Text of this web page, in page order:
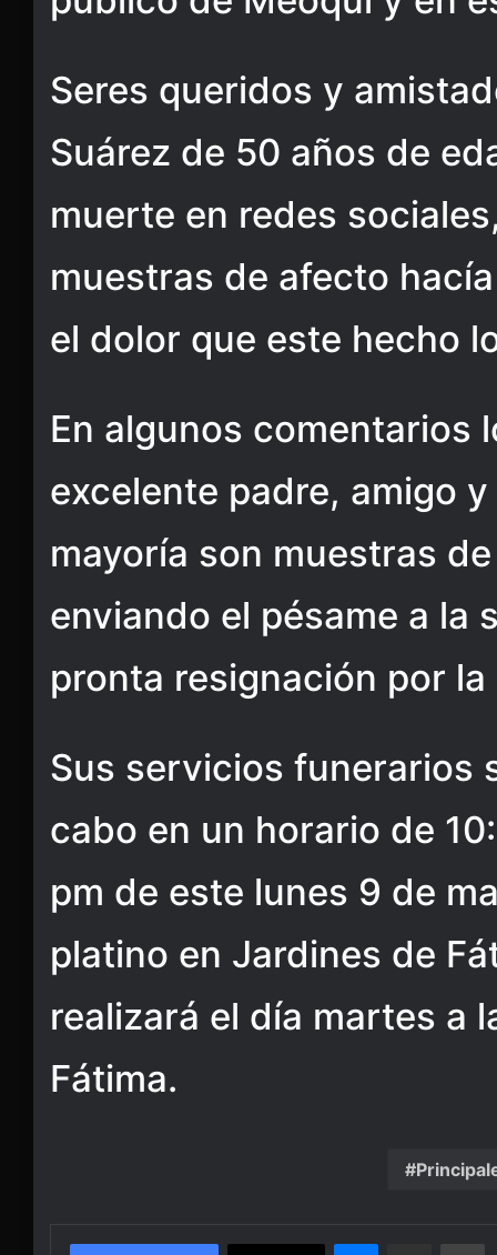
Seres queridos y
Suárez de 50 años de
muerte en redes
muestras de afecto
el dolor que este hecho
En algunos comentarios
excelente padre, amigo
mayoría son muestras
enviando el pésame a la
pronta resignación por
Sus servicios funerarios
cabo en un horario de
pm de este lunes 9 de
platino en Jardines de
realizará el día martes a
Fátima.
Messenger
Share via Email